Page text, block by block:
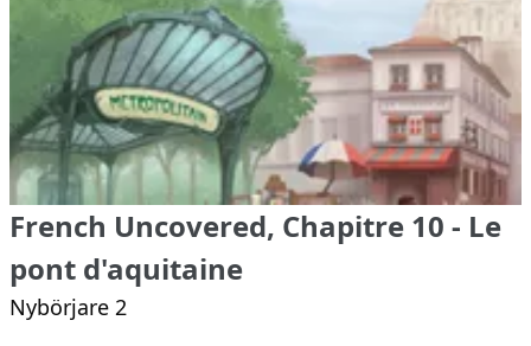
French Uncovered, Chapitre 10 - Le
pont d'aquitaine
Nybörjare 2